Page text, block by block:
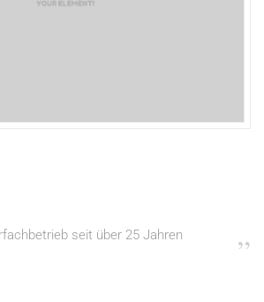
seit über 25 Jahren